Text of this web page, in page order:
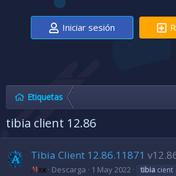
Iniciar sesión
Etiquetas
tibia client 12.86
Tibia Client 12.86.11871
Alex Descarga 1 May 2022 tibia cient